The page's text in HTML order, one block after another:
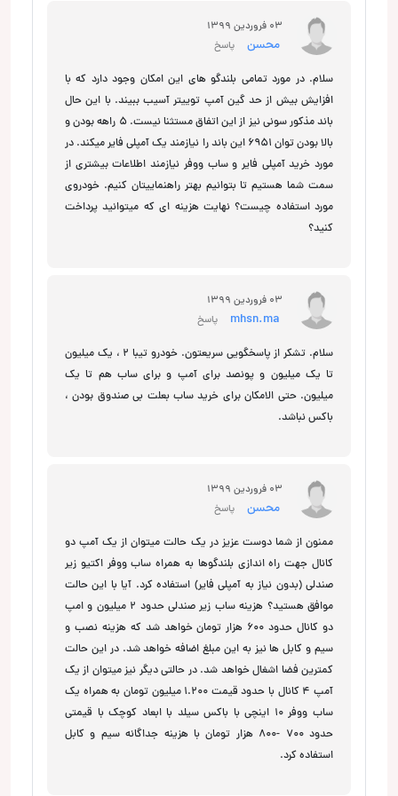
03 فروردین 1399
محسن پاسخ
سلام. در مورد تمامی بلندگو های این امکان وجود دارد که با
افزایش بیش از حد گین آمپ توییتر آسیب ببیند. با این حال
باند مذکور سونی نیز از این اتفاق مستثنا نیست. 5 راهه بودن و
بالا بودن توان 6951 این باند را نیازمند یک آمپلی فایر میکند. در
مورد خرید آمپلی فایر و ساب ووفر نیازمند اطلاعات بیشتری از
سمت شما هستیم تا بتوانیم بهتر راهنماییتان کنیم. خودروی
مورد استفاده چیست؟ نهایت هزینه ای که میتوانید پرداخت
کنید؟
03 فروردین 1399
پاسخ
سلام. تشکر از پاسخگویی سریعتون. خودرو تیبا 2 ، یک میلیون
تا یک میلیون و پونصد برای آمپ و برای ساب هم تا یک
میلیون. حتی الامکان برای خرید ساب بعلت بی صندوق بودن ،
باکس نباشد.
03 فروردین 1399
محسن پاسخ
ممنون از شما دوست عزیز در یک حالت میتوان از یک آمپ دو
کانال جهت راه اندازی بلندگوها به همراه ساب ووفر اکتیو زیر
صندلی (بدون نیاز به آمپلی فایر) استفاده کرد. آیا با این حالت
موافق هستید؟ هزینه ساب زیر صندلی حدود 2 میلیون و امپ
دو کانال حدود 600 هزار تومان خواهد شد که هزینه نصب و
سیم و کابل ها نیز به این مبلغ اضافه خواهد شد. در این حالت
کمترین فضا اشغال خواهد شد. در حالتی دیگر نیز میتوان از یک
آمپ 4 کانال با حدود قیمت 1.200 میلیون تومان به همراه یک
ساب ووفر 10 اینچی با باکس سیلد با ابعاد کوچک با قیمتی
حدود 700 -800 هزار تومان با هزینه جداگانه سیم و کابل
استفاده کرد.